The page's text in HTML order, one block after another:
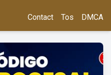
Contact Tos DMCA